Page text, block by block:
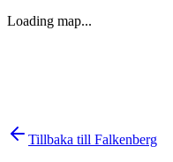
Loading map...
Tillbaka till Falkenberg